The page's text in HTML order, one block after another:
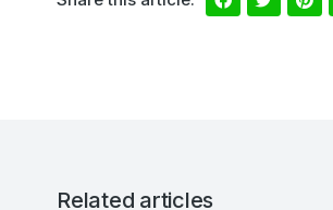
Related articles